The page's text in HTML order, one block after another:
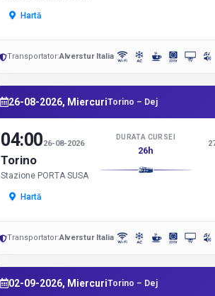
Hartă
Transportator:Alverstur Italia
26-08-2026, MiercuriTorino – Dej
04:0026-08-2026
Torino
Stazione PORTA SUSA
Hartă
DURATA CURSEI
26h
Transportator:Alverstur Italia
02-09-2026, MiercuriTorino – Dej